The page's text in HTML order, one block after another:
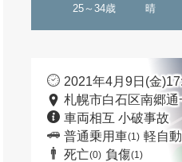
25～34歳 晴
2021年4月9日(金
札幌市白石区南郷
車両相互 小破事故
普通乗用車(1) 軽自
死亡(0) 負傷(1)